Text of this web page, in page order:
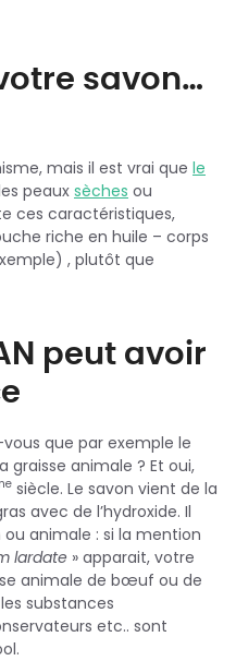
savon…
mais il est vrai que le
peaux sèches ou
ces caractéristiques,
riche en huile – corps
, plutôt que
peut avoir
que par exemple le
graisse animale ? Et oui,
siècle. Le savon vient de la
avec de l’hydroxide. Il
animale : si la mention
lardate » apparait, votre
animale de bœuf ou de
substances
etc.. sont